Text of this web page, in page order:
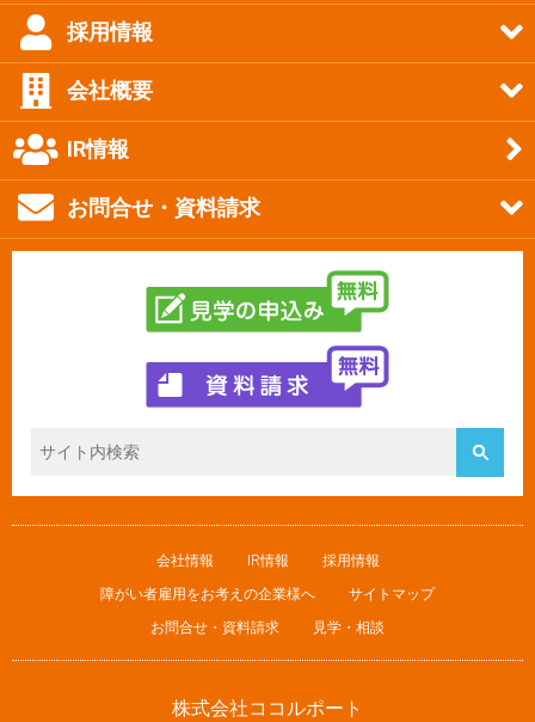
採用情報
会社概要
IR情報
お問合せ・資料請求
会社情報 IR情報
採用情報
障がい者雇用をお考えの企業様へ
サイトマップ
お問合せ・資料請求
見学・相談
株式会社ココルポート